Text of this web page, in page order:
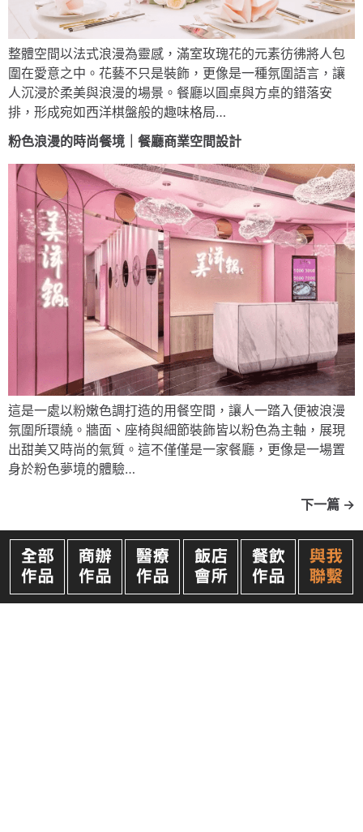
整體空間以法式浪漫為靈感，滿室玫瑰花的元素彷彿將人包
圍在愛意之中。花藝不只是裝飾，更像是一種氛圍語言，讓
人沉浸於柔美與浪漫的場景。餐廳以圓桌與方桌的錯落安
排，形成宛如西洋棋盤般的趣味格局…
粉色浪漫的時尚餐境｜餐廳商業空間設計
這是一處以粉嫩色調打造的用餐空間，讓人一踏入便被浪漫
氛圍所環繞。牆面、座椅與細節裝飾皆以粉色為主軸，展現
出甜美又時尚的氣質。這不僅僅是一家餐廳，更像是一場置
身於粉色夢境的體驗…
下一篇 →